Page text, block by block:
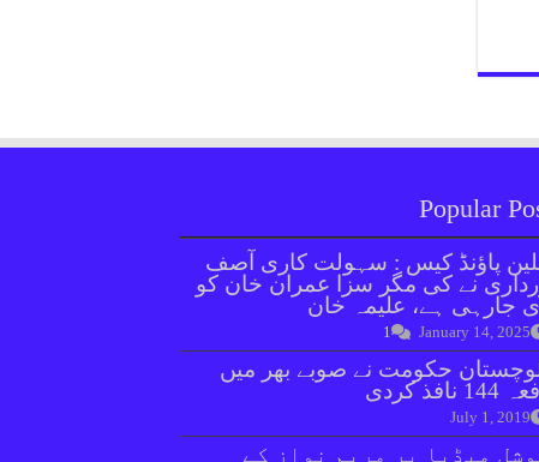
Popular
پاؤنڈ کیس : سہولت کاری آصف
نے کی مگر سزا عمران خان کو
جارہی ہے، علیمہ خان
January 14, 2025
1
حکومت نے صوبے بھر میں
نافذ کردی
July 1, 2019
میڈیا پر مریم نواز کے